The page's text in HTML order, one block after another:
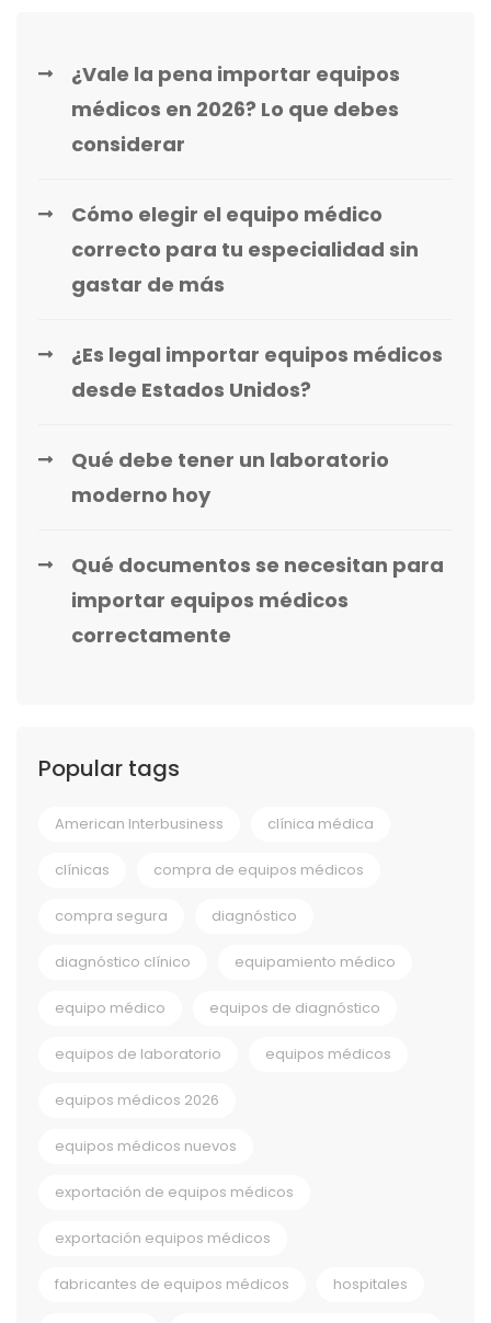
¿Vale la pena importar equipos
médicos en 2026? Lo que debes
considerar
Cómo elegir el equipo médico
correcto para tu especialidad sin
gastar de más
¿Es legal importar equipos médicos
desde Estados Unidos?
Qué debe tener un laboratorio
moderno hoy
Qué documentos se necesitan para
importar equipos médicos
correctamente
Popular tags
American Interbusiness clínica médica
clínicas compra de equipos médicos
compra segura diagnóstico
diagnóstico clínico equipamiento médico
equipo médico equipos de diagnóstico
equipos de laboratorio equipos médicos
equipos médicos 2026
equipos médicos nuevos
exportación de equipos médicos
exportación equipos médicos
fabricantes de equipos médicos hospitales